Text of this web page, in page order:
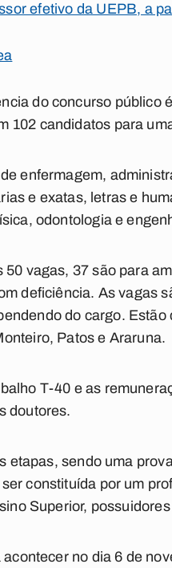
efetivo da UEPB, a
do concurso público
102 candidatos para
enfermagem,
e exatas, letras e
odontologia e
vagas, 37 são para
deficiência. As vagas
do cargo.
Patos e Araruna.
T-40 e as
doutores.
etapas, sendo uma
constituída por um
Superior,
no dia 6 de